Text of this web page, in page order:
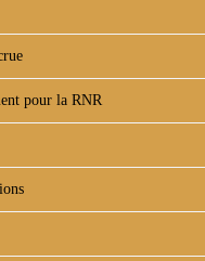
pour la RNR